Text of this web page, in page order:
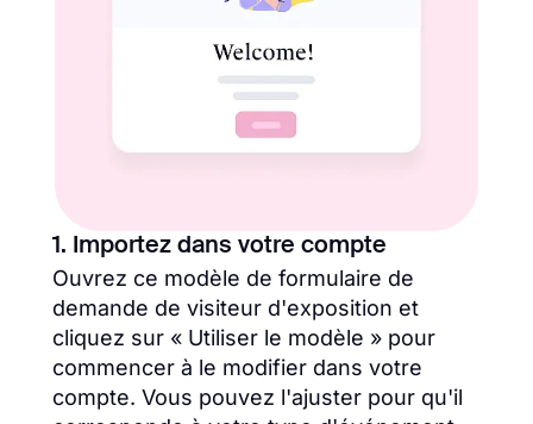
1. Importez dans votre compte
Ouvrez ce modèle de formulaire de
demande de visiteur d'exposition et
cliquez sur « Utiliser le modèle » pour
commencer à le modifier dans votre
compte. Vous pouvez l'ajuster pour qu'il